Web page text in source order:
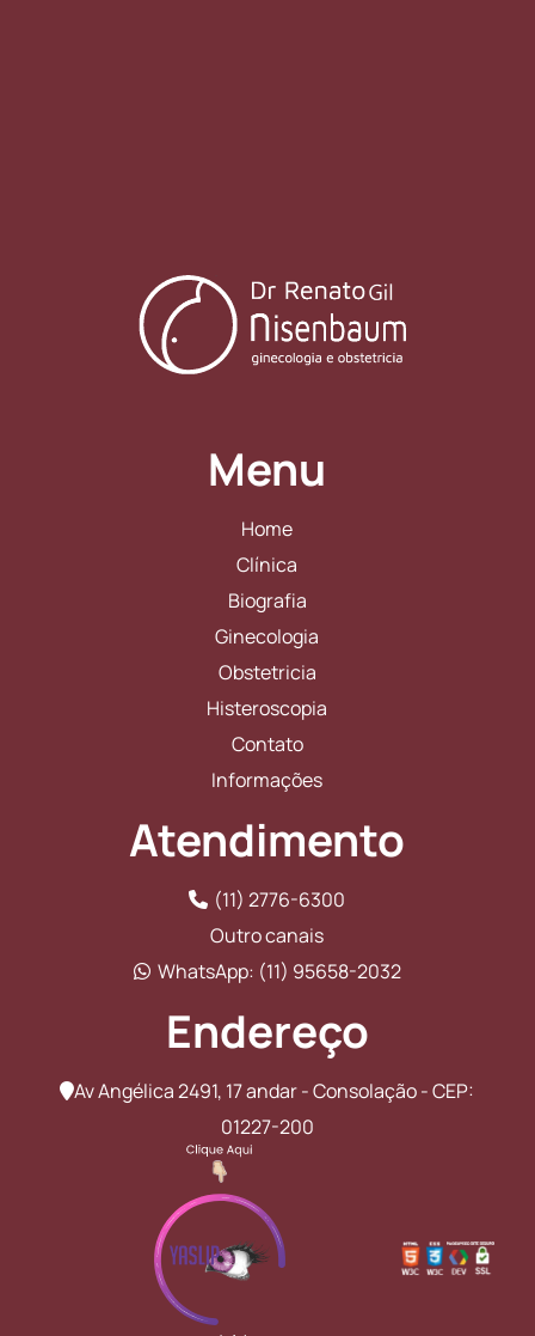
Menu
Home
Clínica
Biografia
Ginecologia
Obstetricia
Histeroscopia
Contato
Informações
Atendimento
(11) 2776-6300
Outro canais
WhatsApp: (11) 95658-2032
Endereço
Av Angélica 2491, 17 andar - Consolação - CEP:
01227-200